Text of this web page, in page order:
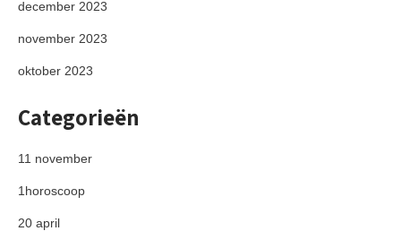
december 2023
november 2023
oktober 2023
Categorieën
11 november
1horoscoop
20 april